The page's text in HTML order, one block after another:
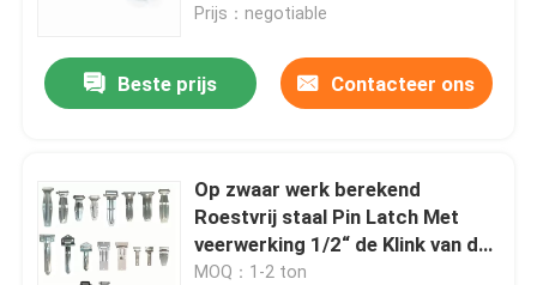
Huis
Ongeveer ons
Prijs：negotiable
Beste prijs Contacteer ons
Op zwaar werk berekend
Roestvrij staal Pin Latch Met
veerwerking 1/2“ de Klink van de
de Lentebout voor de Poort van
MOQ：1-2 ton